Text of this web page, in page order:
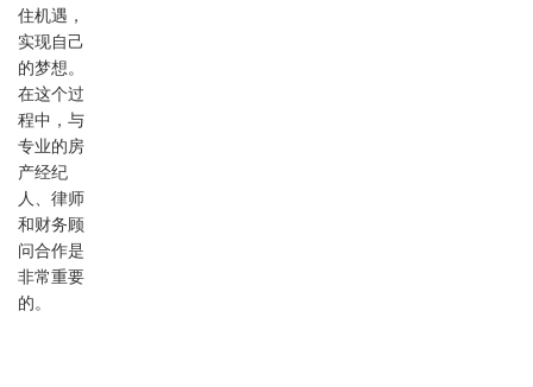
住机遇，
实现自己
的梦想。
在这个过
程中，与
专业的房
产经纪
人、律师
和财务顾
问合作是
非常重要
的。